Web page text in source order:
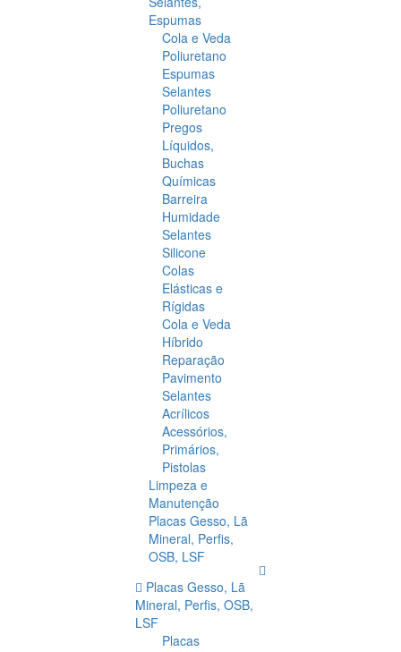
Espumas
Cola e Veda
Poliuretano
Espumas
Selantes
Poliuretano
Pregos
Líquidos,
Buchas
Químicas
Barreira
Humidade
Selantes
Silicone
Colas
Elásticas e
Rígidas
Cola e Veda
Híbrido
Reparação
Pavimento
Selantes
Acrílicos
Acessórios,
Primários,
Pistolas
Limpeza e
Manutenção
Placas Gesso, Lã
Mineral, Perfis,
OSB, LSF
Placas Gesso, Lã
Mineral, Perfis, OSB,
LSF
Placas